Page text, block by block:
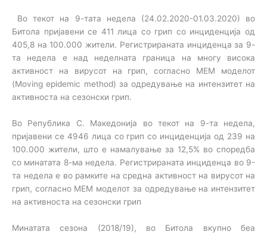
Во текот на 9-тата недела (24.02.2020-01.03.2020) во
Битола пријавени се 411 лица со грип со инциденција од
405,8 на 100.000 жители. Регистрираната инциденца за 9-
та недела е над неделната граница на многу висока
активност на вирусот на грип, согласно МЕМ моделот
(Moving epidemic method) за одредување на интензитет на
активноста на сезонски грип.
Во Република С. Македонија во текот на 9-та недела,
пријавени се 4946 лица со грип со инциденција од 239 на
100.000 жители, што е намалување за 12,5% во споредба
со минатата 8-ма недела. Регистрираната инциденца во 9-
та недела е во рамките на средна активност на вирусот на
грип, согласно МЕМ моделот за одредување на интензитет
на активноста на сезонски грип
Минатата сезона (2018/19), во Битола вкупно беа